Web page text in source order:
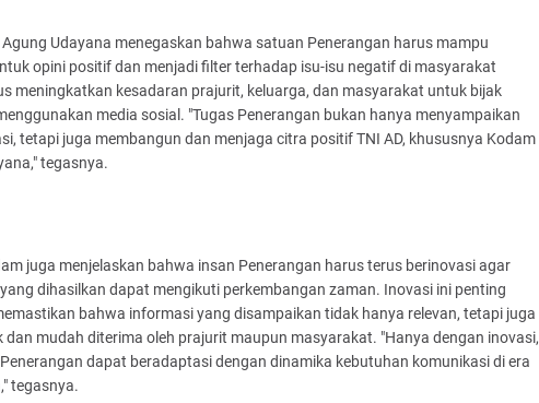
Agung Udayana menegaskan bahwa satuan Penerangan harus mampu
opini positif dan menjadi filter terhadap isu-isu negatif di masyarakat
meningkatkan kesadaran prajurit, keluarga, dan masyarakat untuk bijak
media sosial. "Tugas Penerangan bukan hanya menyampaikan
tetapi juga membangun dan menjaga citra positif TNI AD, khususnya Kodam
tegasnya.
juga menjelaskan bahwa insan Penerangan harus terus berinovasi agar
dihasilkan dapat mengikuti perkembangan zaman. Inovasi ini penting
bahwa informasi yang disampaikan tidak hanya relevan, tetapi juga
dan mudah diterima oleh prajurit maupun masyarakat. "Hanya dengan inovasi,
dapat beradaptasi dengan dinamika kebutuhan komunikasi di era
tegasnya.